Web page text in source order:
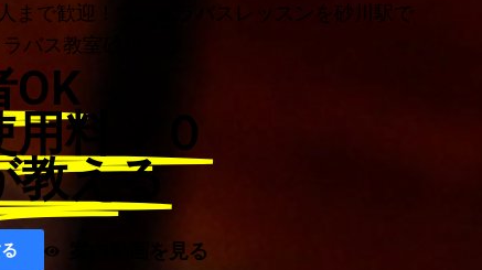
まで歓迎！コントラバスレッスンを砂川駅で
バス教室砂川駅校
OK
用料￥０
教える
案内動画を見る